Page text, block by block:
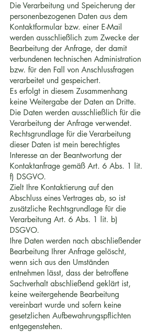
Die Verarbeitung und Speicherung der
personenbezogenen Daten aus dem
Kontaktformular bzw. einer E-Mail
werden ausschließlich zum Zwecke der
Bearbeitung der Anfrage, der damit
verbundenen technischen Administration
bzw. für den Fall von Anschlussfragen
verarbeitet und gespeichert.
Es erfolgt in diesem Zusammenhang
keine Weitergabe der Daten an Dritte.
Die Daten werden ausschließlich für die
Verarbeitung der Anfrage verwendet.
Rechtsgrundlage für die Verarbeitung
dieser Daten ist mein berechtigtes
Interesse an der Beantwortung der
Kontaktanfrage gemäß Art. 6 Abs. 1 lit.
f) DSGVO.
Zielt Ihre Kontaktierung auf den
Abschluss eines Vertrages ab, so ist
zusätzliche Rechtsgrundlage für die
Verarbeitung Art. 6 Abs. 1 lit. b)
DSGVO.
Ihre Daten werden nach abschließender
Bearbeitung Ihrer Anfrage gelöscht,
wenn sich aus den Umständen
entnehmen lässt, dass der betroffene
Sachverhalt abschließend geklärt ist,
keine weitergehende Bearbeitung
vereinbart wurde und sofern keine
gesetzlichen Aufbewahrungspflichten
entgegenstehen.